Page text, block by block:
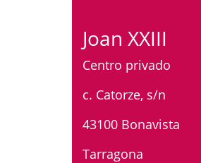
Joan XXIII
Centro privado
c. Catorze, s/n
43100 Bonavista
Tarragona